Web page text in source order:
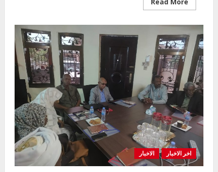
more
بولاية
الجزيرة
يناقش
خطة
2026
ويؤكد
معالجة
التحديات
اخر الاخبار الاخبار
2
اخر الاخبار
التعليم الخاص بمحلية ودمدني الكبرى
يعلن تخفيض الرسوم الدراسية لهذا العام
بنسبة15%
أغسطس 3, 2026
3
وزير التربية والتعليم بالولاية يدشن ورشة
تأهيل معلمي مادة اللغة الإنجليزية بمحلية
ودمدني الكبرى
أغسطس 3, 2026